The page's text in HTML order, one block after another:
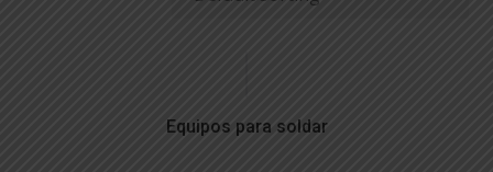
Equipos para soldar